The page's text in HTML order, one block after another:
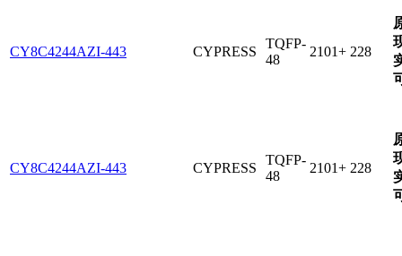
CY8C4244AZI-443 CYPRESS
TQFP-
48
2101+ 228
CY8C4244AZI-443 CYPRESS
TQFP-
48
2101+ 228